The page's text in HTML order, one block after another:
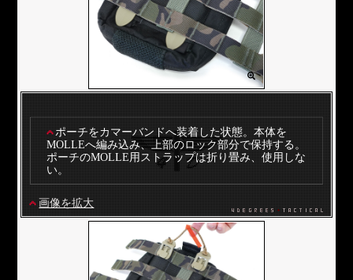
ポーチをカマーバンドへ装着した状態。本体を
MOLLEへ編み込み、上部のロック部分で保持する。
ポーチのMOLLE用ストラップは折り畳み、使用しな
い。
画像を拡大